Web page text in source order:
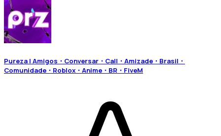
Pureza | Amigos・Conversar・Call・Amizade・Brasil・
Comunidade・Roblox・Anime・BR・FiveM